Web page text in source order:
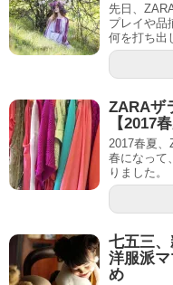
先日、
プレイや品
何を打ち出
ZARAザ
【2017春
2017春夏、
春になって
りました。
七五三
洋服派
め